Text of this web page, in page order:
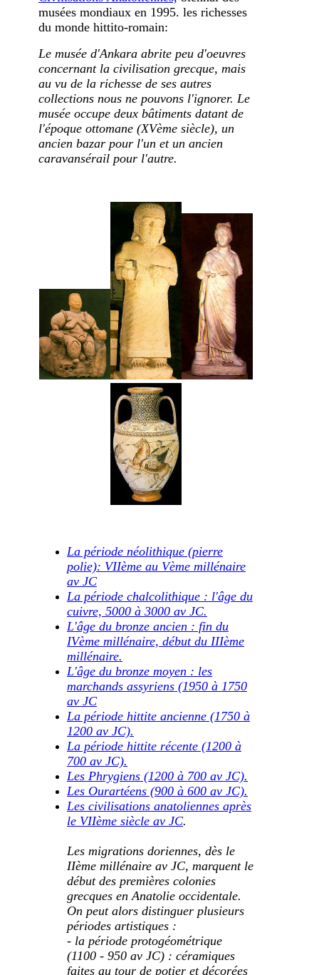
musées mondiaux en 1995. les richesses
du monde hittito-romain:
Le musée d'Ankara abrite peu d'oeuvres
concernant la civilisation grecque, mais
au vu de la richesse de ses autres
collections nous ne pouvons l'ignorer. Le
musée occupe deux bâtiments datant de
l'époque ottomane (XVème siècle), un
ancien bazar pour l'un et un ancien
caravansérail pour l'autre.
La période néolithique (pierre
polie): VIIème au Vème millénaire
av JC
La période chalcolithique : l'âge du
cuivre, 5000 à 3000 av JC.
L'âge du bronze ancien : fin du
IVème millénaire, début du IIIème
millénaire.
L'âge du bronze moyen : les
marchands assyriens (1950 à 1750
av JC
La période hittite ancienne (1750 à
1200 av JC).
La période hittite récente (1200 à
700 av JC).
Les Phrygiens (1200 à 700 av JC).
Les Ourartéens (900 à 600 av JC).
Les civilisations anatoliennes après
le VIIème siècle av JC.
Les migrations doriennes, dès le
IIème millénaire av JC, marquent le
début des premières colonies
grecques en Anatolie occidentale.
On peut alors distinguer plusieurs
périodes artistiques :
- la période protogéométrique
(1100 - 950 av JC) : céramiques
faites au tour de potier et décorées